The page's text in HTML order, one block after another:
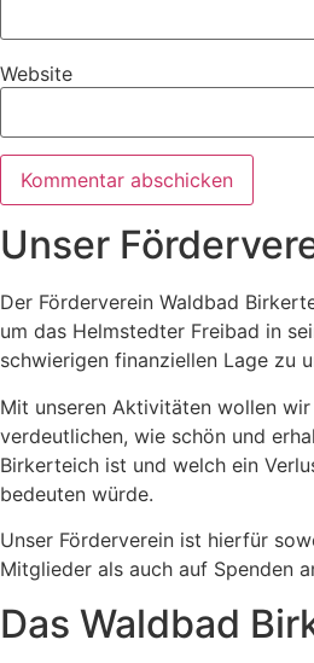
Website
Unser
Der Förderverein Waldbad
um das Helmstedter Freibad in
schwierigen finanziellen Lage zu
Mit unseren Aktivitäten wollen
verdeutlichen, wie schön und
Birkerteich ist und welch ein
bedeuten würde.
Unser Förderverein ist hierfür
Mitglieder als auch auf Spenden
Das Waldbad